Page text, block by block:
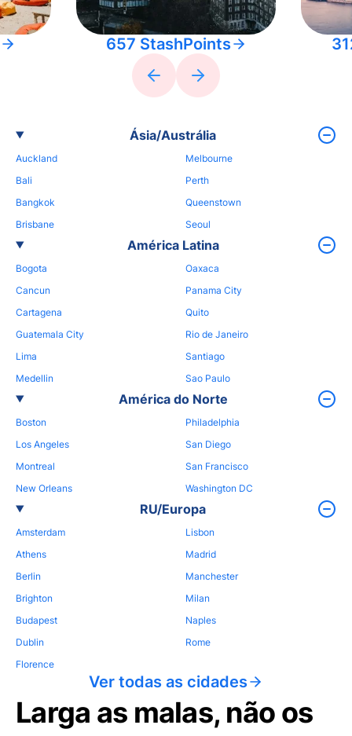
657 StashPoints
Ásia/Austrália
Auckland
Bali
Bangkok
Brisbane
Melbourne
Perth
Queenstown
Seoul
América Latina
Bogota
Cancun
Cartagena
Guatemala City
Lima
Medellin
Oaxaca
Panama City
Quito
Rio de Janeiro
Santiago
Sao Paulo
América do Norte
Boston
Los Angeles
Montreal
New Orleans
Philadelphia
San Diego
San Francisco
Washington DC
RU/Europa
Amsterdam
Athens
Berlin
Brighton
Budapest
Dublin
Florence
Lisbon
Madrid
Manchester
Milan
Naples
Rome
Ver todas as cidades
Larga as malas, não os